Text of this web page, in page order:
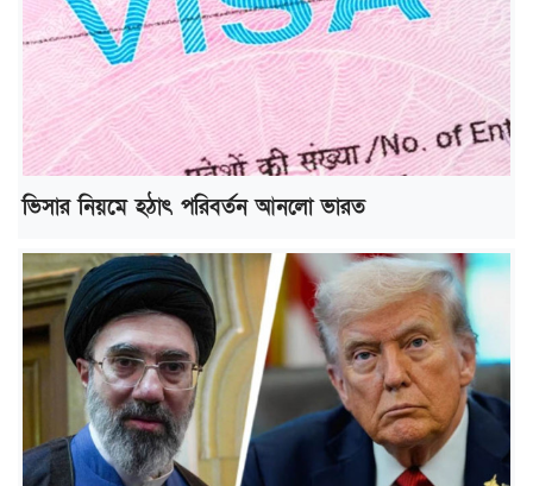
ভিসার নিয়মে হঠাৎ পরিবর্তন আনলো ভারত